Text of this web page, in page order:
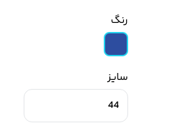
رنگ
سایز
44